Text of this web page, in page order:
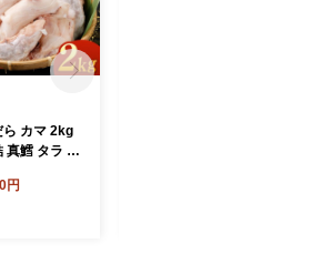
ら カマ 2kg
真鱈 タラ た
切身 大容量
円